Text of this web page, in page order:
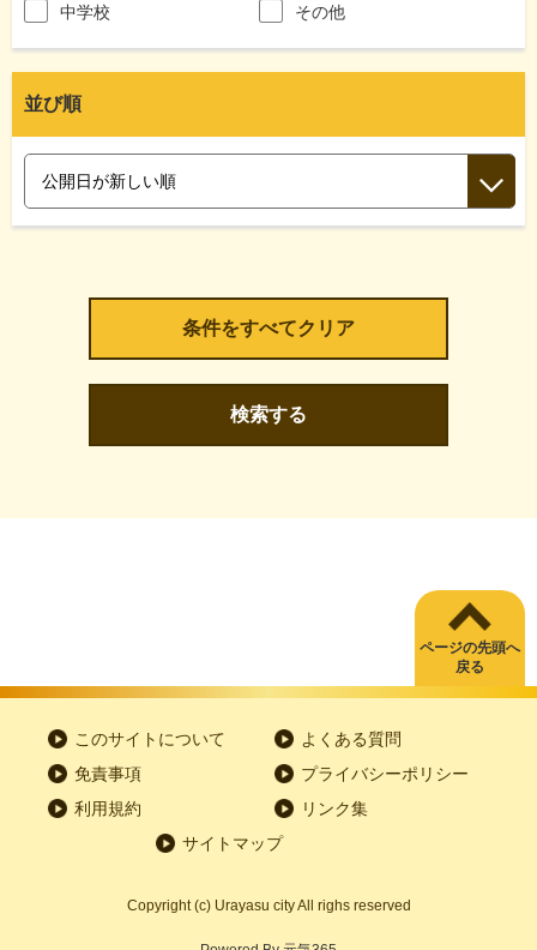
中学校
その他
並び順
検索する
ページの先頭へ
戻る
このサイトについて
よくある質問
免責事項
プライバシーポリシー
利用規約
リンク集
サイトマップ
Copyright (c) Urayasu city All righs reserved